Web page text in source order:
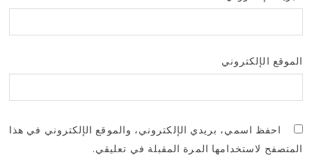
الموقع الإلكتروني
احفظ اسمي، بريدي الإلكتروني، والموقع الإلكتروني في هذا
المتصفح لاستخدامها المرة المقبلة في تعليقي.